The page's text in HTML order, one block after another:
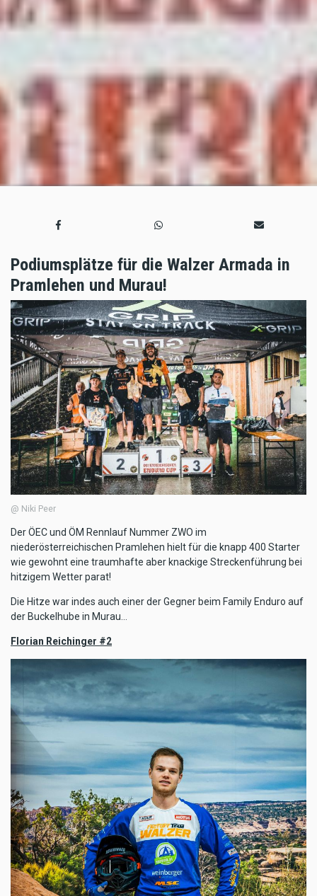
Podiumsplätze für die Walzer Armada in
Pramlehen und Murau!
@ Niki Peer
Der ÖEC und ÖM Rennlauf Nummer ZWO im
niederösterreichischen Pramlehen hielt für die knapp 400 Starter
wie gewohnt eine traumhafte aber knackige Streckenführung bei
hitzigem Wetter parat!
Die Hitze war indes auch einer der Gegner beim Family Enduro auf
der Buckelhube in Murau…
Florian Reichinger #2